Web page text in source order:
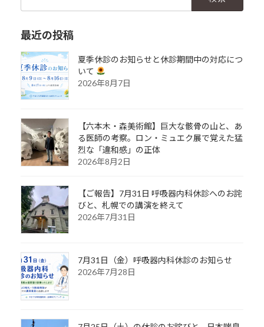
最近の投稿
夏季休診のお知らせと休診期間中の対応につ
いて
2026年8月7日
【六本木・森美術館】巨大な骸骨の山と、あ
る医師の考察。ロン・ミュエク展で覚えた猛
烈な「違和感」の正体
2026年8月2日
【ご報告】7月31日 呼吸器内科休診へのお詫
びと、札幌での講演を終えて
2026年7月31日
7月31日（金）呼吸器内科休診のお知らせ
2026年7月28日